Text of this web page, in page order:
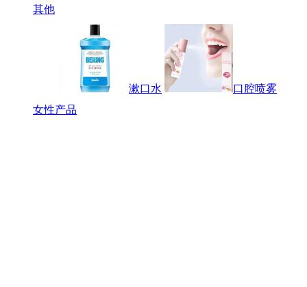
其他
漱口水
口腔喷雾
女性产品